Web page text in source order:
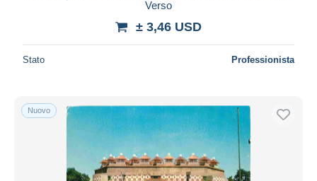
Verso
± 3,46 USD
Stato Professionista
Nuovo